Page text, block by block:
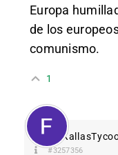
Europa
de los
comunismo.
1
#3257356